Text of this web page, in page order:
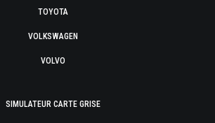
TOYOTA
VOLKSWAGEN
VOLVO
SIMULATEUR CARTE GRISE